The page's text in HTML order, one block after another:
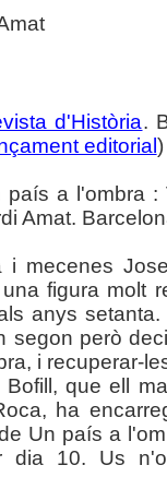
d'Història.
editorial
país a l'ombra
Amat.
i mecenes
figura molt
anys
segon però
i recuperar-
Bofill, que ell
ha
Un país a
dia 10. Us